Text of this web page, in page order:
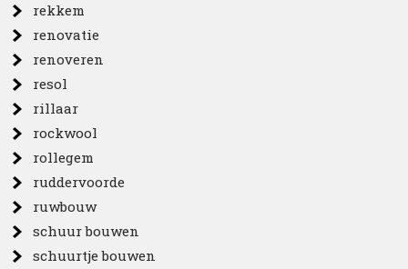
rekkem
renovatie
renoveren
resol
rillaar
rockwool
rollegem
ruddervoorde
ruwbouw
schuur bouwen
schuurtje bouwen